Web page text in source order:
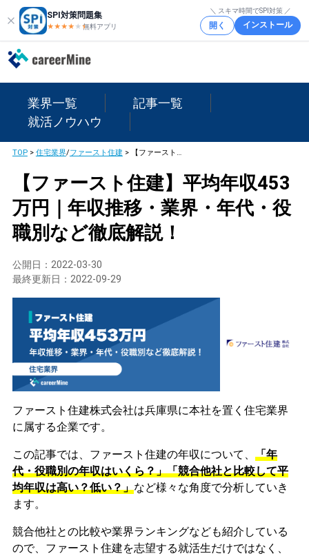
SPI対策問題集
★★★★ ★★
無料アプリ
＼ スキマ時間でSPI対策 ／
開く インストール
業界一覧
記事一覧
就活ノウハウ
TOP> 住宅業界/ファースト住建 > 【ファースト住建】平均年収453万円｜年収推移・業界・年代・役職別など徹底解説！
【ファースト住建】平均年収453
万円｜年収推移・業界・年代・役
職別など徹底解説！
公開日： 2022-03-30
最終更新日： 2022-09-29
ファースト住建株式会社は兵庫県に本社を置く住宅業界
に属する企業です。
この記事では、ファースト住建の年収について、 「年
代・役職別の年収はいくら？」「競合他社と比較して平
均年収は高い？低い？」など様々な角度で分析していき
ます。
競合他社との比較や業界ランキングなども紹介している
ので、ファースト住建を志望する就活生だけではなく、